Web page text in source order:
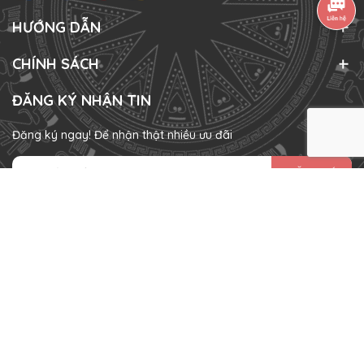
HƯỚNG DẪN
CHÍNH SÁCH
ĐĂNG KÝ NHẬN TIN
Đăng ký ngay! Để nhận thật nhiều ưu đãi
ĐĂNG KÝ